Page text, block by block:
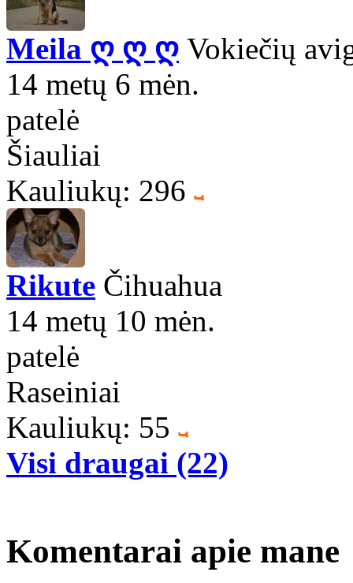
Meila ღ ღ ღ Vokiečių
14 metų 6 mėn.
patelė
Šiauliai
Kauliukų: 296
Rikute Čihuahua
14 metų 10 mėn.
patelė
Raseiniai
Kauliukų: 55
Visi draugai (22)
Komentarai apie mane